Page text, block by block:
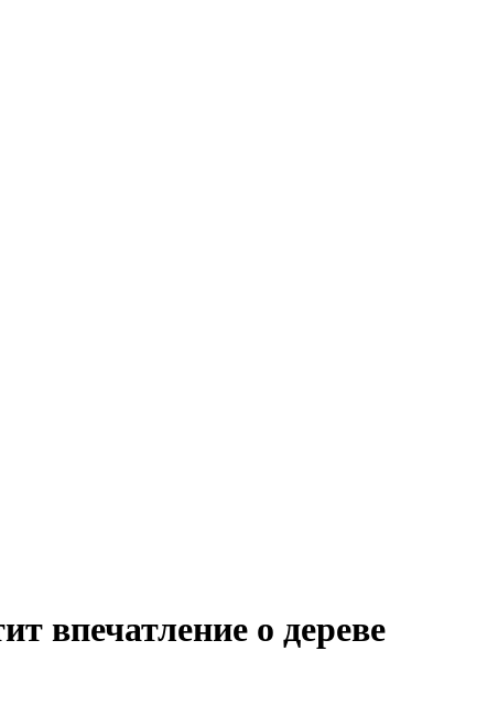
впечатление о дереве